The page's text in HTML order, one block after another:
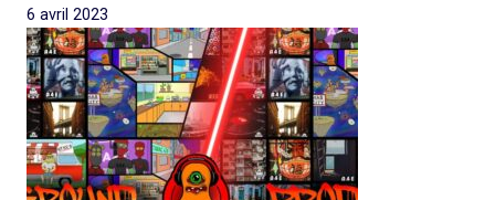
6 avril 2023